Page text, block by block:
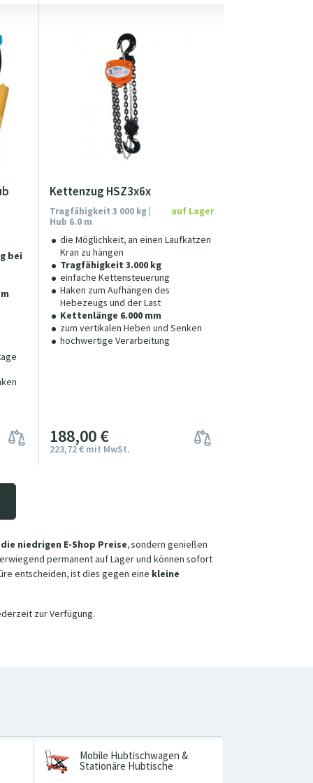
bei
Kettenzug HSZ3x6x
Tragfähigkeit 3 000 kg |
Hub 6.0 m
die Möglichkeit, an einen Laufkatzen
Kran zu hängen
Tragfähigkeit 3.000 kg
einfache Kettensteuerung
Haken zum Aufhängen des
Hebezeugs und der Last
Kettenlänge 6.000 mm
zum vertikalen Heben und Senken
hochwertige Verarbeitung
auf Lager
188 00€
223 72€ mit MwSt.
die niedrigen E-Shop Preise, sondern genießen
permanent auf Lager und können sofort
entscheiden, ist dies gegen eine kleine
zur Verfügung.
Mobile Hubtischwagen &
Stationäre Hubtische